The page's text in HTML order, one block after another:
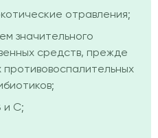
отравления;
значительного
средств, прежде
противовоспалительных
и С;